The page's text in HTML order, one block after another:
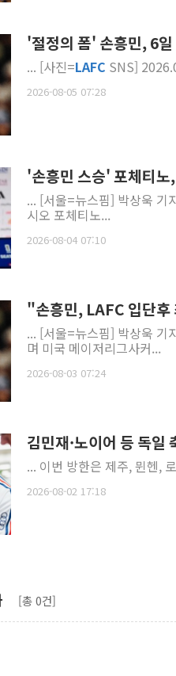
'절정의 폼' 손흥민, 6
... [사진=LAFC
2026-08-05 07:28
'손흥민 스승' 포체티
... [서울=뉴스핌] 박상욱 기
시오 포체티노...
2026-08-04 07:10
"손흥민, LAFC 입단후
... [서울=뉴스핌] 박상욱 기
며 미국 메이저리그사커...
2026-08-03 07:24
김민재·노이어 등 독일
... 이번 방한은 제주, 뮌헨,
2026-08-02 17:18
[총 0건]